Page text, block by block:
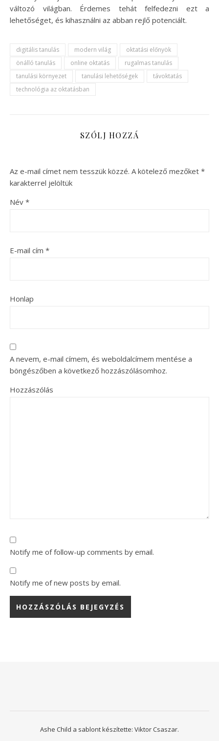
változó világban. Érdemes tehát felfedezni ezt a
lehetőséget, és kihasználni az abban rejlő potenciált.
digitális tanulás modern világ
oktatási előnyök
önálló tanulás
online oktatás
rugalmas tanulás
tanulási környezet
tanulási lehetőségek
távoktatás
technológia az oktatásban
SZÓLJ HOZZÁ
Az e-mail címet nem tesszük közzé. A kötelező mezőket *
karakterrel jelöltük
Név *
E-mail cím *
Honlap
A nevem, e-mail címem, és weboldalcímem mentése a
böngészőben a következő hozzászólásomhoz.
Hozzászólás
Notify me of follow-up comments by email.
Notify me of new posts by email.
Ashe Child a sablont készítette: Viktor Csaszar.